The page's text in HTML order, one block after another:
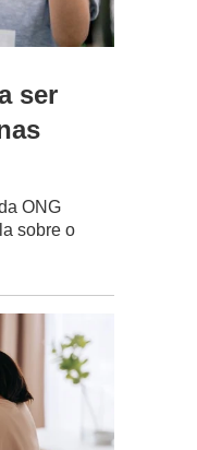
ser
ONG
sobre o